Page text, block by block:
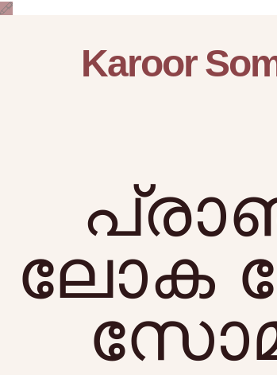
Karoor
ലോക